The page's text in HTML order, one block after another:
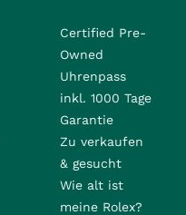
Certified Pre-
Owned
Uhrenpass
inkl. 1000 Tage
Garantie
Zu verkaufen
& gesucht
Wie alt ist
meine Rolex?